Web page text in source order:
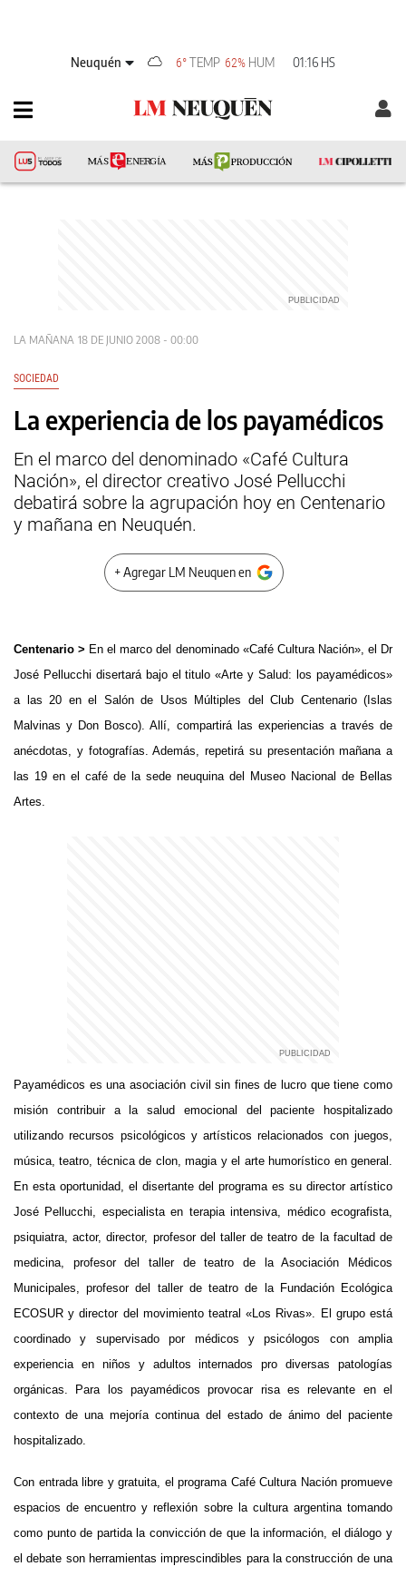
Neuquén 6°TEMP 62% HUM 01:16 HS
LA MAÑANA 18 DE JUNIO 2008 - 00:00
SOCIEDAD
La experiencia de los payamédicos
En el marco del denominado «Café Cultura
Nación», el director creativo José Pellucchi
debatirá sobre la agrupación hoy en Centenario
y mañana en Neuquén.
+ Agregar LM Neuquen en
Centenario > En el marco del denominado «Café Cultura Nación», el Dr
José Pellucchi disertará bajo el titulo «Arte y Salud: los payamédicos»
a las 20 en el Salón de Usos Múltiples del Club Centenario (Islas
Malvinas y Don Bosco). Allí, compartirá las experiencias a través de
anécdotas, y fotografías. Además, repetirá su presentación mañana a
las 19 en el café de la sede neuquina del Museo Nacional de Bellas
Artes.
Payamédicos es una asociación civil sin fines de lucro que tiene como
misión contribuir a la salud emocional del paciente hospitalizado
utilizando recursos psicológicos y artísticos relacionados con juegos,
música, teatro, técnica de clon, magia y el arte humorístico en general.
En esta oportunidad, el disertante del programa es su director artístico
José Pellucchi, especialista en terapia intensiva, médico ecografista,
psiquiatra, actor, director, profesor del taller de teatro de la facultad de
medicina, profesor del taller de teatro de la Asociación Médicos
Municipales, profesor del taller de teatro de la Fundación Ecológica
ECOSUR y director del movimiento teatral «Los Rivas». El grupo está
coordinado y supervisado por médicos y psicólogos con amplia
experiencia en niños y adultos internados pro diversas patologías
orgánicas. Para los payamédicos provocar risa es relevante en el
contexto de una mejoría continua del estado de ánimo del paciente
hospitalizado.
Con entrada libre y gratuita, el programa Café Cultura Nación promueve
espacios de encuentro y reflexión sobre la cultura argentina tomando
como punto de partida la convicción de que la información, el diálogo y
el debate son herramientas imprescindibles para la construcción de una